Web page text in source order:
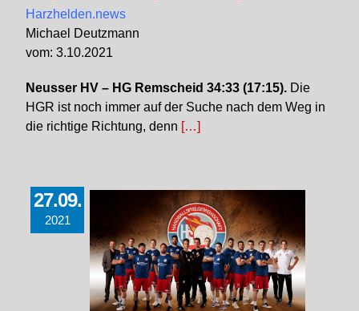
Harzhelden.news
Michael Deutzmann
vom: 3.10.2021
Neusser HV – HG Remscheid 34:33 (17:15). Die
HGR ist noch immer auf der Suche nach dem Weg in
die richtige Richtung, denn […]
27.09.
2021